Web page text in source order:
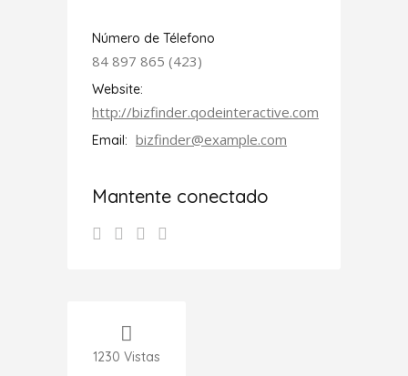
Número de Télefono
84 897 865 (423)
Website:
http://bizfinder.qodeinteractive.com
Email: bizfinder@example.com
Mantente conectado
1230 Vistas